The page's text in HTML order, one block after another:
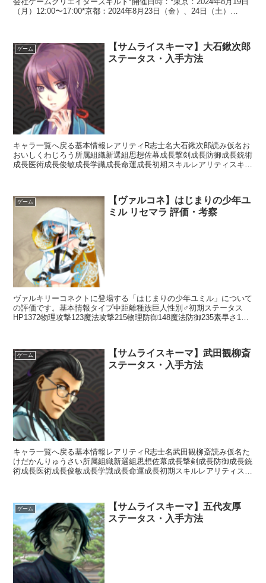
（月）12:00〜17:00*京都：2024年8月23日（金）、24日（土）
ゲーム
【サムライスキーマ】大石鍬次郎
ステータス・入手方法
キャラ一覧へ戻る基本情報レアリティR志士名大石鍬次郎読み仮名お
おいしくわじろう所属組織新選組思想佐幕成長撃剣成長防御成長銃術
成長医術成長俊敏成長学識成長命運成長初期スキルレアリティスキル
ゲーム
【ヴァルコネ】はじまりの少年ユ
ミル リセマラ 評価・考察
ヴァルキリーコネクトに登場する「はじまりの少年ユミル」について
の評価です。基本情報タイプ中距離種族巨人性別♂初期ステータス
HP1372物理攻撃123魔法攻撃215物理防御148魔法防御235素早さ176
ゲーム
【サムライスキーマ】武田観柳斎
ステータス・入手方法
キャラ一覧へ戻る基本情報レアリティR志士名武田観柳斎読み仮名た
けだかんりゅうさい所属組織新選組思想佐幕成長撃剣成長防御成長銃
術成長医術成長俊敏成長学識成長命運成長初期スキルレアリティスキ
ゲーム
【サムライスキーマ】五代友厚
ステータス・入手方法